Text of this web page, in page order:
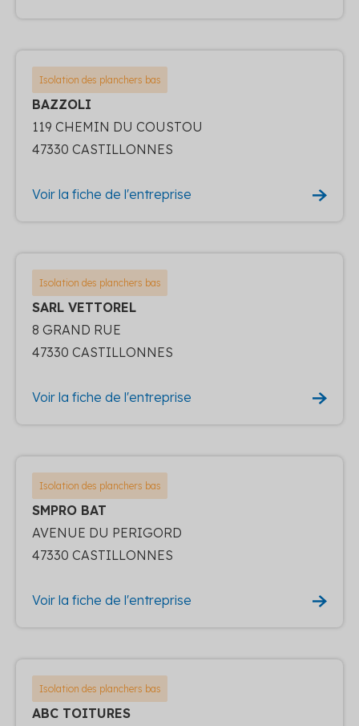
Isolation des planchers bas
BAZZOLI
119 CHEMIN DU COUSTOU
47330 CASTILLONNES
Voir la fiche de l'entreprise
Isolation des planchers bas
SARL VETTOREL
8 GRAND RUE
47330 CASTILLONNES
Voir la fiche de l'entreprise
Isolation des planchers bas
SMPRO BAT
AVENUE DU PERIGORD
47330 CASTILLONNES
Voir la fiche de l'entreprise
Isolation des planchers bas
ABC TOITURES